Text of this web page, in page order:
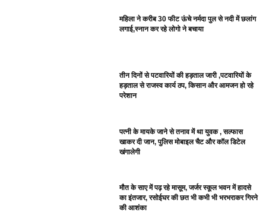
महिला ने करीब 30 फीट ऊंचे नर्मदा पुल से नदी में छलांग
लगाई,स्नान कर रहे लोगो ने बचाया
तीन दिनों से पटवारियों की हड़ताल जारी ,पटवारियों के
हड़ताल से राजस्व कार्य ठप, किसान और आमजन हो रहे
परेशान
पत्नी के मायके जाने से तनाव में था युवक , सल्फास
खाकर दी जान, पुलिस मोबाइल चैट और कॉल डिटेल
खंगालेगी
मौत के साए में पढ़ रहे मासूम, जर्जर स्कूल भवन में हादसे
का इंतजार, रसोईघर की छत भी कभी भी भरभराकर गिरने
की आशंका